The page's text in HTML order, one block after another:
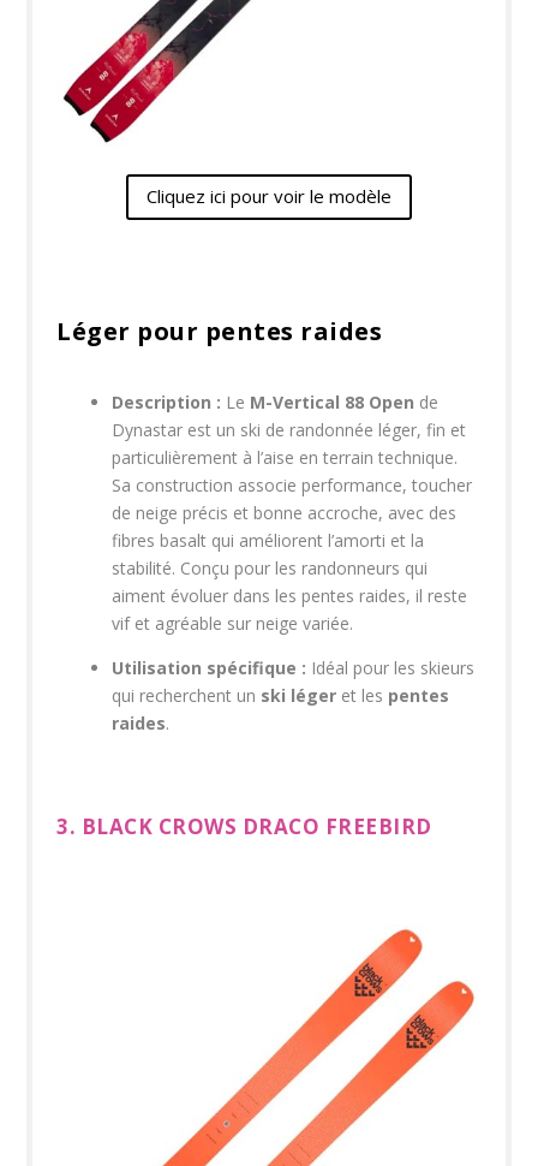
Cliquez ici pour voir le modèle
Léger pour pentes raides
Description : Le M-Vertical 88 Open de
Dynastar est un ski de randonnée léger, fin et
particulièrement à l’aise en terrain technique.
Sa construction associe performance, toucher
de neige précis et bonne accroche, avec des
fibres basalt qui améliorent l’amorti et la
stabilité. Conçu pour les randonneurs qui
aiment évoluer dans les pentes raides, il reste
vif et agréable sur neige variée.​
Utilisation spécifique : Idéal pour les skieurs
qui recherchent un ski léger et les pentes
raides.
3. BLACK CROWS DRACO FREEBIRD